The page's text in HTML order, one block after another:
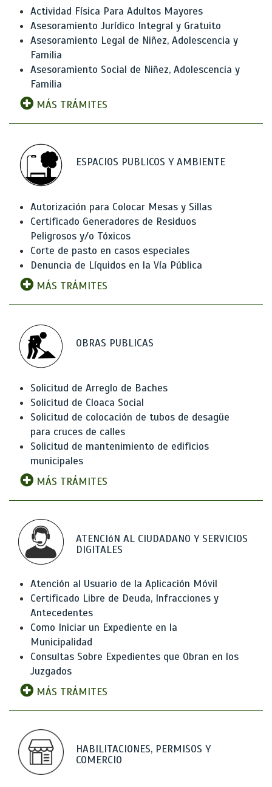
Actividad Física Para Adultos Mayores
Asesoramiento Jurídico Integral y Gratuito
Asesoramiento Legal de Niñez, Adolescencia y
Familia
Asesoramiento Social de Niñez, Adolescencia y
Familia
MÁS TRÁMITES
ESPACIOS PUBLICOS Y AMBIENTE
Autorización para Colocar Mesas y Sillas
Certificado Generadores de Residuos
Peligrosos y/o Tóxicos
Corte de pasto en casos especiales
Denuncia de Líquidos en la Vía Pública
MÁS TRÁMITES
OBRAS PUBLICAS
Solicitud de Arreglo de Baches
Solicitud de Cloaca Social
Solicitud de colocación de tubos de desagüe
para cruces de calles
Solicitud de mantenimiento de edificios
municipales
MÁS TRÁMITES
ATENCIóN AL CIUDADANO Y SERVICIOS
DIGITALES
Atención al Usuario de la Aplicación Móvil
Certificado Libre de Deuda, Infracciones y
Antecedentes
Como Iniciar un Expediente en la
Municipalidad
Consultas Sobre Expedientes que Obran en los
Juzgados
MÁS TRÁMITES
HABILITACIONES, PERMISOS Y
COMERCIO